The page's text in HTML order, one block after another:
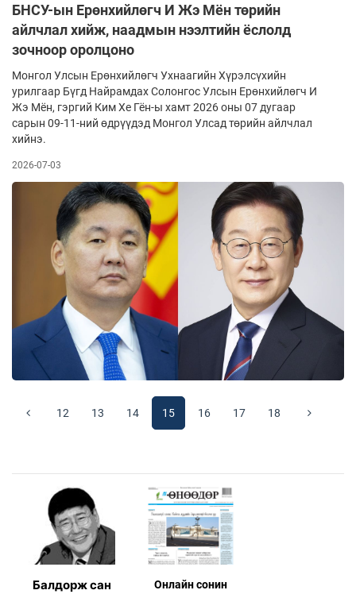
БНСУ-ын Ерөнхийлөгч И Жэ Мён төрийн
айлчлал хийж, наадмын нээлтийн ёслолд
зочноор оролцоно
Монгол Улсын Ерөнхийлөгч Ухнаагийн Хүрэлсүхийн
урилгаар Бүгд Найрамдах Солонгос Улсын Ерөнхийлөгч И
Жэ Мён, гэргий Ким Хе Гён-ы хамт 2026 оны 07 дугаар
сарын 09-11-ний өдрүүдэд Монгол Улсад төрийн айлчлал
хийнэ.
2026-07-03
12 13 14 15 16 17 18
Балдорж сан Онлaйн сонин